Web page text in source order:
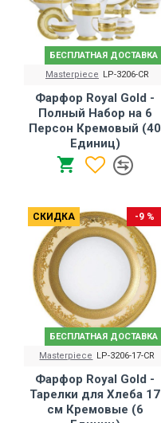
БЕСПЛАТНАЯ ДОСТАВКА
Masterpiece LP-3206-CR
Фарфор Royal Gold -
Полный Набор на 6
Персон Кремовый (40
Единиц)
СКИДКА
БЕСПЛАТНАЯ ДОСТАВКА
-9 %
Masterpiece LP-3206-17-CR
Фарфор Royal Gold -
Тарелки для Хлеба 17
cм Кремовые (6